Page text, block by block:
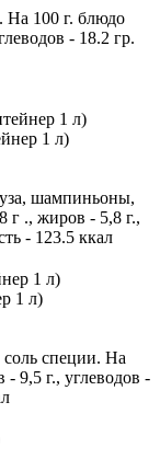
На 100 г. блюдо
- 18.2 гр.
1 л)
шампиньоны,
г ., жиров - 5,8 г.,
- 123.5 ккал
1 л)
специи. На
9,5 г., углеводов -